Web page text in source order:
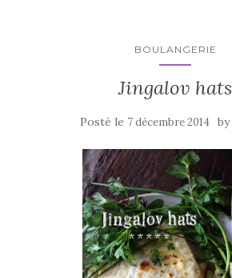
BOULANGERIE
Jingalov hats
Posté le 7 décembre 2014 by